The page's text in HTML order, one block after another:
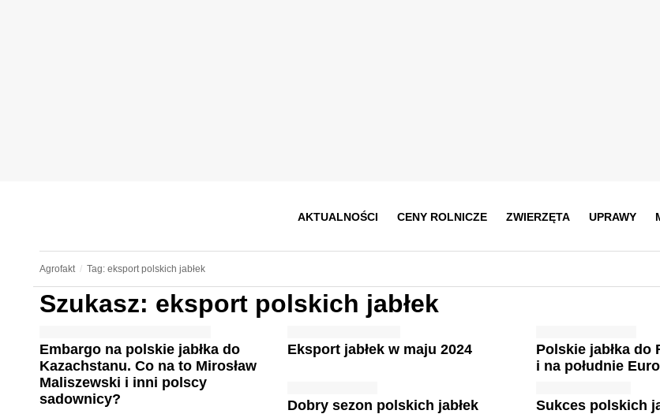
AKTUALNOŚCI CENY ROLNICZE ZWIERZĘTA UPRAWY
Agrofakt Tag: eksport polskich jabłek
Szukasz: eksport polskich jabłek
Embargo na polskie jabłka do
Kazachstanu. Co na to Mirosław
Maliszewski i inni polscy
sadownicy?
Eksport jabłek w maju 2024
Polskie jabłka do
i na południe
Dobry sezon polskich jabłek Sukces polskich